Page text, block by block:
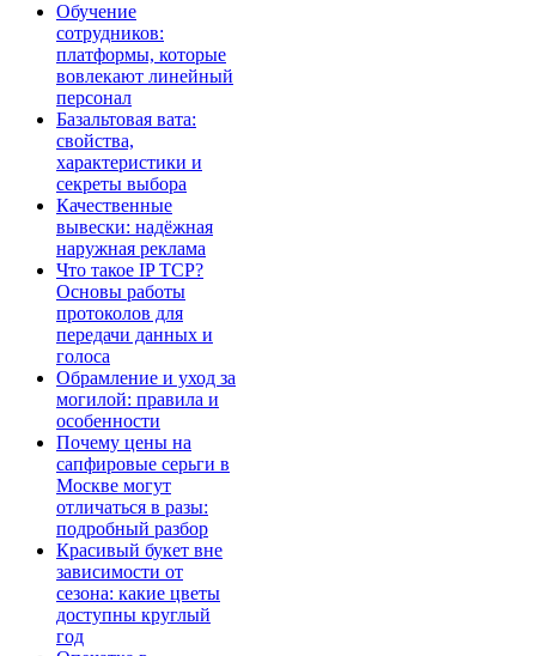
Обучение
сотрудников:
платформы, которые
вовлекают линейный
персонал
Базальтовая вата:
свойства,
характеристики и
секреты выбора
Качественные
вывески: надёжная
наружная реклама
Что такое IP TCP?
Основы работы
протоколов для
передачи данных и
голоса
Обрамление и уход за
могилой: правила и
особенности
Почему цены на
сапфировые серьги в
Москве могут
отличаться в разы:
подробный разбор
Красивый букет вне
зависимости от
сезона: какие цветы
доступны круглый
год